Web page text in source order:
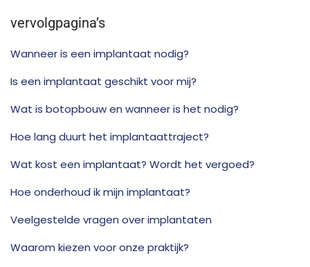
vervolgpagina’s
Wanneer is een implantaat nodig?
Is een implantaat geschikt voor mij?
Wat is botopbouw en wanneer is het nodig?
Hoe lang duurt het implantaattraject?
Wat kost een implantaat? Wordt het vergoed?
Hoe onderhoud ik mijn implantaat?
Veelgestelde vragen over implantaten
Waarom kiezen voor onze praktijk?